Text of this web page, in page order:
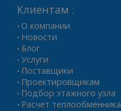
Клиентам :
• О компании
• Новости
• Блог
• Услуги
• Поставщики
• Проектировщикам
• Подбор этажного узла
• Расчет теплообменника